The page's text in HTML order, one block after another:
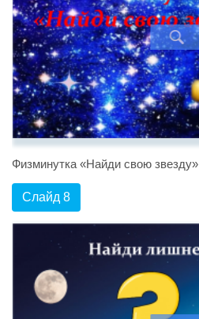
Физминутка «Найди свою звезду»
Слайд 8